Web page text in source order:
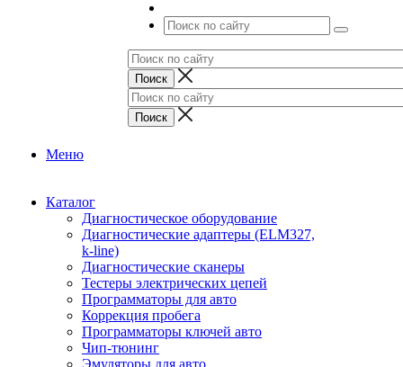
Меню
Каталог
Диагностическое оборудование
Диагностические адаптеры (ELM327,
k-line)
Диагностические сканеры
Тестеры электрических цепей
Программаторы для авто
Коррекция пробега
Программаторы ключей авто
Чип-тюнинг
Эмуляторы для авто